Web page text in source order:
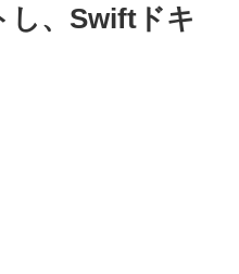
し、Swiftドキ